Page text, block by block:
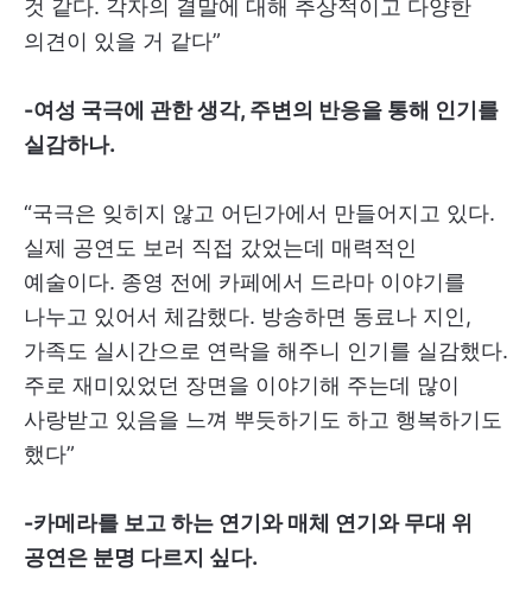
것 같다. 각자의 결말에 대해 추상적이고 다양한
의견이 있을 거 같다”
-여성 국극에 관한 생각, 주변의 반응을 통해 인기를
실감하나.
“국극은 잊히지 않고 어딘가에서 만들어지고 있다.
실제 공연도 보러 직접 갔었는데 매력적인
예술이다. 종영 전에 카페에서 드라마 이야기를
나누고 있어서 체감했다. 방송하면 동료나 지인,
가족도 실시간으로 연락을 해주니 인기를 실감했다.
주로 재미있었던 장면을 이야기해 주는데 많이
사랑받고 있음을 느껴 뿌듯하기도 하고 행복하기도
했다”
-카메라를 보고 하는 연기와 매체 연기와 무대 위
공연은 분명 다르지 싶다.